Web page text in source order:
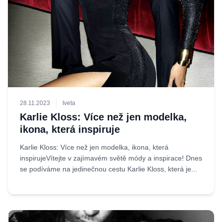
28.11.2023 Iveta
Karlie Kloss: Více než jen modelka,
ikona, která inspiruje
Karlie Kloss: Více než jen modelka, ikona, která
inspirujeVítejte v zajímavém světě módy a inspirace! Dnes
se podíváme na jedinečnou cestu Karlie Kloss, která je...